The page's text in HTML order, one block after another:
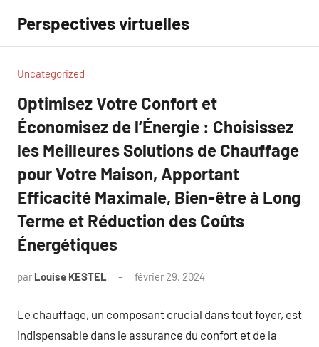
contenu
Perspectives virtuelles
Uncategorized
Optimisez Votre Confort et
Économisez de l’Énergie : Choisissez
les Meilleures Solutions de Chauffage
pour Votre Maison, Apportant
Efficacité Maximale, Bien-être à Long
Terme et Réduction des Coûts
Énergétiques
par Louise KESTEL février 29, 2024
Le chauffage, un composant crucial dans tout foyer, est
indispensable dans le assurance du confort et de la